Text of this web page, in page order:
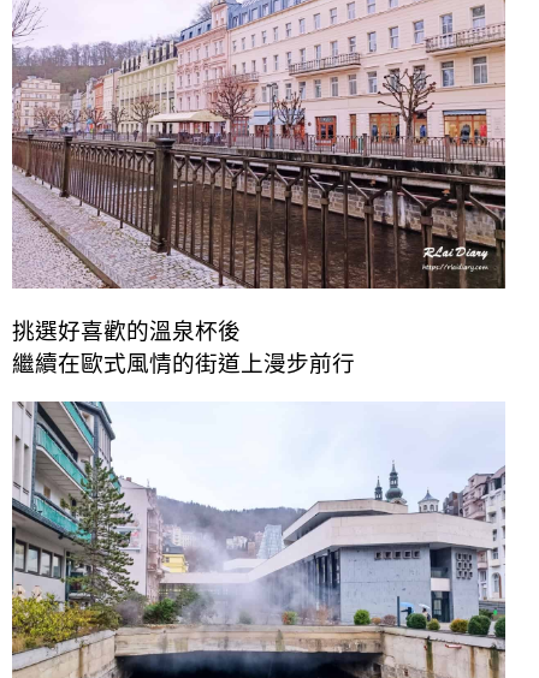
挑選好喜歡的溫泉杯後
繼續在歐式風情的街道上漫步前行